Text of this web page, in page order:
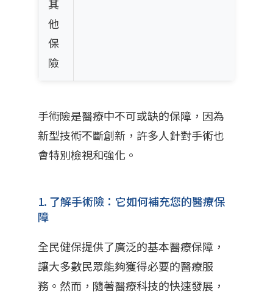
其
他
保
險
手術險是醫療中不可或缺的保障，因為
新型技術不斷創新，許多人針對手術也
會特別檢視和強化。
1. 了解手術險：它如何補充您的醫療保
障
全民健保提供了廣泛的基本醫療保障，
讓大多數民眾能夠獲得必要的醫療服
務。然而，隨著醫療科技的快速發展，